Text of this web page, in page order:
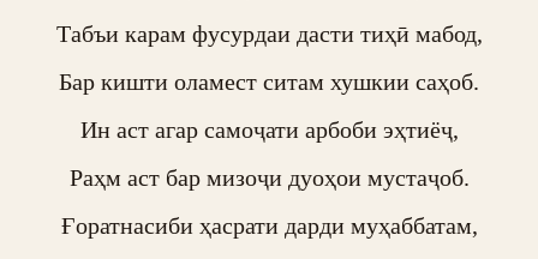
Табъи карам фусурдаи дасти тиҳӣ мабод,
Бар кишти оламест ситам хушкии саҳоб.
Ин аст агар самоҷати арбоби эҳтиёҷ,
Раҳм аст бар мизоҷи дуоҳои мустаҷоб.
Ғоратнасиби ҳасрати дарди муҳаббатам,